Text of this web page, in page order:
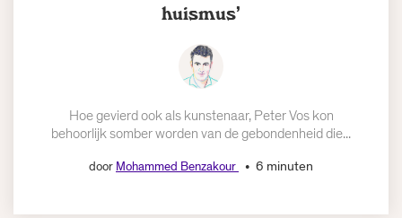
huismus’
Hoe gevierd ook als kunstenaar, Peter Vos kon
behoorlijk somber worden van de gebondenheid die...
door Mohammed Benzakour 6 minuten